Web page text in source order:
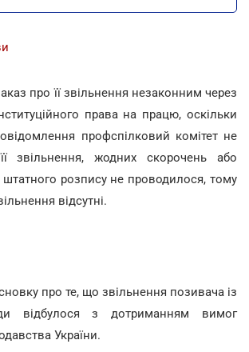
про її звільнення незаконним через
права на працю, оскільки
профспілковий комітет не
звільнення, жодних скорочень або
розпису не проводилося, тому
відсутні.
про те, що звільнення позивача із
відбулося з дотриманням вимог
України.